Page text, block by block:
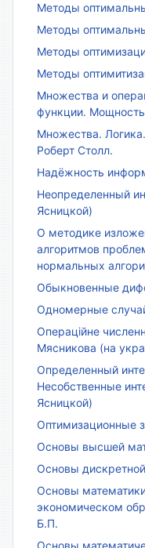
Методы
Методы
Методы
Методы
Множества и
функции.
Множества.
Роберт Столл.
Надёжность
Неопределенный
Ясницкой)
О методике
алгоритмов
нормальных
Обыкновенные
Одномерные
Операційне
Мясникова (на
Определенный
Несобственные
Ясницкой)
Оптимизационные
Основы высшей
Основы
Основы
экономическом
Б.П.